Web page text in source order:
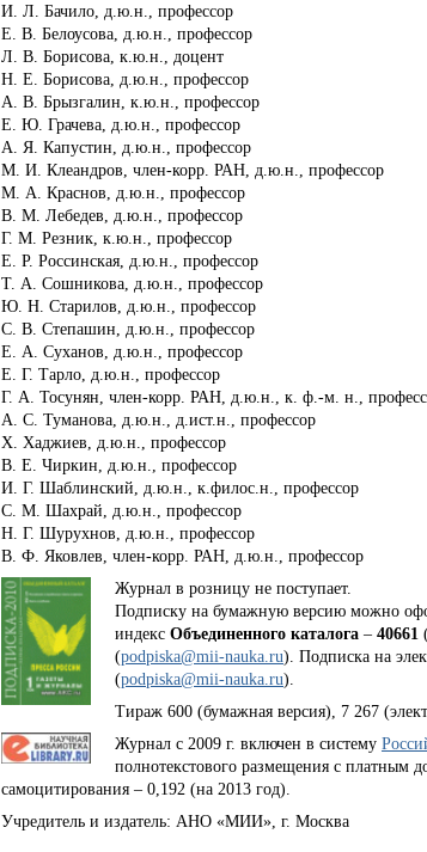
И. Л. Бачило, д.ю.н., профессор
Е. В. Белоусова, д.ю.н., профессор
Л. В. Борисова, к.ю.н., доцент
Н. Е. Борисова, д.ю.н., профессор
А. В. Брызгалин, к.ю.н., профессор
Е. Ю. Грачева, д.ю.н., профессор
А. Я. Капустин, д.ю.н., профессор
М. И. Клеандров, член-корр. РАН, д.ю.н., профессор
М. А. Краснов, д.ю.н., профессор
В. М. Лебедев, д.ю.н., профессор
Г. М. Резник, к.ю.н., профессор
Е. Р. Россинская, д.ю.н., профессор
Т. А. Сошникова, д.ю.н., профессор
Ю. Н. Старилов, д.ю.н., профессор
С. В. Степашин, д.ю.н., профессор
Е. А. Суханов, д.ю.н., профессор
Е. Г. Тарло, д.ю.н., профессор
Г. А. Тосунян, член-корр. РАН, д.ю.н., к. ф.-м. н.,
А. С. Туманова, д.ю.н., д.ист.н., профессор
Х. Хаджиев, д.ю.н., профессор
В. Е. Чиркин, д.ю.н., профессор
И. Г. Шаблинский, д.ю.н., к.филос.н., профессор
С. М. Шахрай, д.ю.н., профессор
Н. Г. Шурухнов, д.ю.н., профессор
В. Ф. Яковлев, член-корр. РАН, д.ю.н., профессор
Журнал в розницу не поступает.
Подписку на бумажную версию можно
индекс Объединенного каталога – 40661
(podpiska@mii-nauka.ru). Подписка на
(podpiska@mii-nauka.ru).
Тираж 600 (бумажная версия), 7 267
Журнал c 2009 г. включен в систему
полнотекстового размещения с платным
самоцитирования – 0,192 (на 2013 год).
Учредитель и издатель: АНО «МИИ», г. Москва